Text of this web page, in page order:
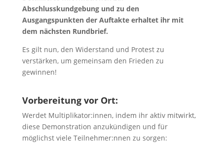
Abschlusskundgebung und zu den
Ausgangspunkten der Auftakte erhaltet ihr mit
dem nächsten Rundbrief.
Es gilt nun, den Widerstand und Protest zu
verstärken, um gemeinsam den Frieden zu
gewinnen!
Vorbereitung vor Ort:
Werdet Multiplikator:innen, indem ihr aktiv mitwirkt,
diese Demonstration anzukündigen und für
möglichst viele Teilnehmer:nnen zu sorgen: